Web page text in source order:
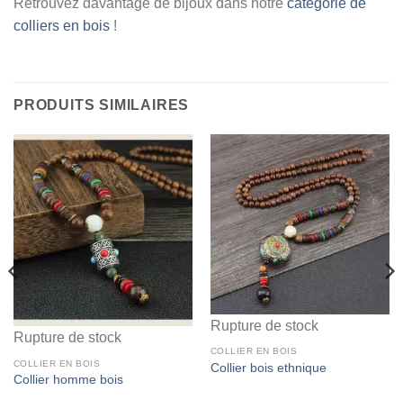
colliers en bois !
PRODUITS SIMILAIRES
Rupture de stock
COLLIER EN BOIS
Collier homme bois
Rupture de stock
COLLIER EN BOIS
Collier bois ethnique